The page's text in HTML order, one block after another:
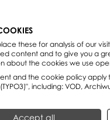
these for analysis of our
content and to give you a
about the cookies we use
and the cookie policy apply
including: VOD,
Accept all